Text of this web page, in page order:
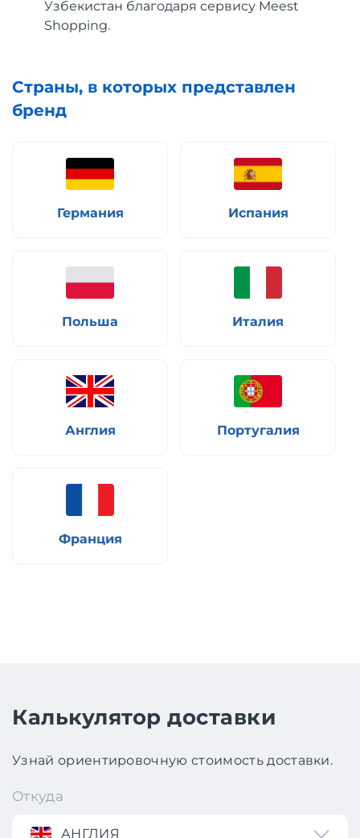
Узбекистан благодаря сервису Meest
Shopping.
Страны, в которых представлен
бренд
Германия Испания
Польша Италия
Англия Португалия
Франция
Калькулятор доставки
Узнай ориентировочную стоимость доставки.
Откуда
АНГЛИЯ